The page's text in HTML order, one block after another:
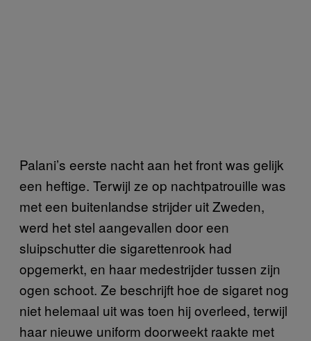
Palani’s eerste nacht aan het front was gelijk
een heftige. Terwijl ze op nachtpatrouille was
met een buitenlandse strijder uit Zweden,
werd het stel aangevallen door een
sluipschutter die sigarettenrook had
opgemerkt, en haar medestrijder tussen zijn
ogen schoot. Ze beschrijft hoe de sigaret nog
niet helemaal uit was toen hij overleed, terwijl
haar nieuwe uniform doorweekt raakte met